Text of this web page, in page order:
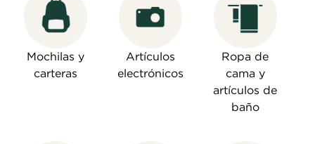
Mochilas y
carteras
Artículos
electrónicos
Ropa de
cama y
artículos de
baño